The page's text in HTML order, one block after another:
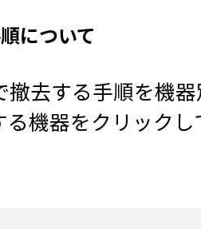
について
撤去する手順を機
る機器をクリック